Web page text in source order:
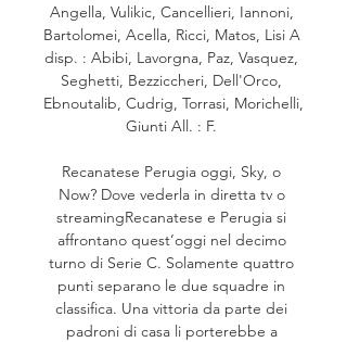
Angella, Vulikic, Cancellieri, Iannoni,
Bartolomei, Acella, Ricci, Matos, Lisi A
disp. : Abibi, Lavorgna, Paz, Vasquez,
Seghetti, Bezziccheri, Dell'Orco,
Ebnoutalib, Cudrig, Torrasi, Morichelli,
Giunti All. : F.
Recanatese Perugia oggi, Sky, o
Now? Dove vederla in diretta tv o
streamingRecanatese e Perugia si
affrontano quest’oggi nel decimo
turno di Serie C. Solamente quattro
punti separano le due squadre in
classifica. Una vittoria da parte dei
padroni di casa li porterebbe a